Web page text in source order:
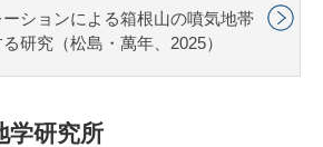
ションによる箱根山の噴気地帯
研究（松島・萬年、2025）
学研究所